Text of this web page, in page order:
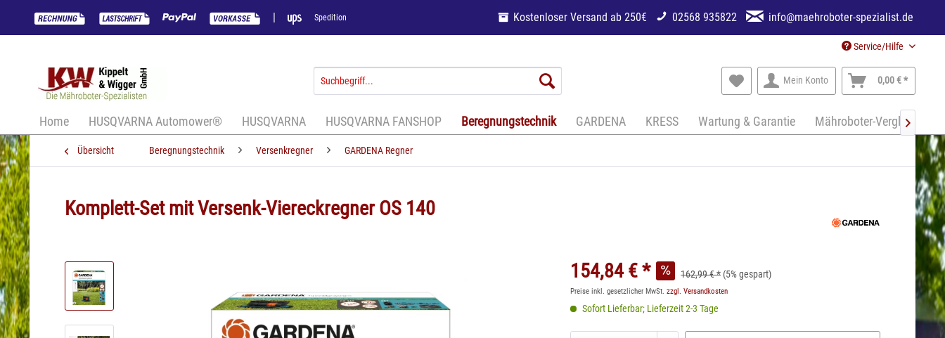
| Spedition Kostenloser Versand ab 250€ 02568 935822 info@maehroboter-spezialist.de
Service/Hilfe
Mein Konto 0,00 € *
Home HUSQVARNA Automower® HUSQVARNA HUSQVARNA FANSHOP Beregnungstechnik GARDENA KRESS Wartung & Garantie Mähroboter-Vergleich

Übersicht Beregnungstechnik Versenkregner GARDENA Regner
Komplett-Set mit Versenk-Viereckregner OS 140
154,84 € * 162,99 € * (5% gespart)
Preise inkl. gesetzlicher MwSt.zzgl. Versandkosten
Sofort Lieferbar; Lieferzeit 2-3 Tage